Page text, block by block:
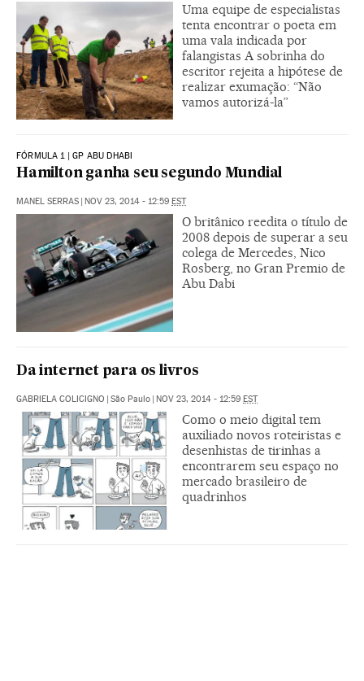
Uma equipe de especialistas
tenta encontrar o poeta em
uma vala indicada por
falangistas A sobrinha do
escritor rejeita a hipótese de
realizar exumação: “Não
vamos autorizá-la”
FÓRMULA 1 | GP ABU DHABI
Hamilton ganha seu segundo Mundial
MANEL SERRAS | NOV 23, 2014 - 12:59 EST
O britânico reedita o título de
2008 depois de superar a seu
colega de Mercedes, Nico
Rosberg, no Gran Premio de
Abu Dabi
Da internet para os livros
GABRIELA COLICIGNO | São Paulo | NOV 23, 2014 - 12:59 EST
Como o meio digital tem
auxiliado novos roteiristas e
desenhistas de tirinhas a
encontrarem seu espaço no
mercado brasileiro de
quadrinhos